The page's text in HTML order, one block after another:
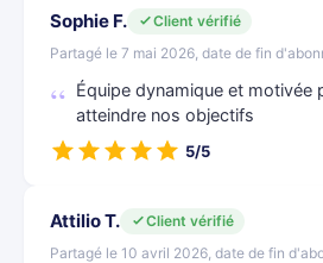
Sophie F.
Client vérifié
Partagé le 7 mai 2026, date de fin
Équipe dynamique et motivée
atteindre nos objectifs
5/5
Attilio T.
Client vérifié
Partagé le 10 avril 2026, date de fin